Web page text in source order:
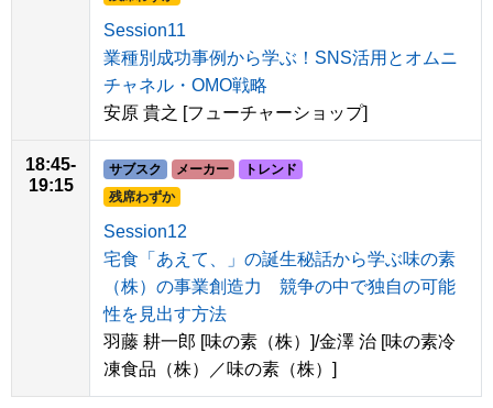
Session11
業種別成功事例から学ぶ！SNS活用とオムニ
チャネル・OMO戦略
安原 貴之 [フューチャーショップ]
18:45-
19:15
サブスク メーカー
トレンド
残席わずか
Session12
宅食「あえて、」の誕生秘話から学ぶ味の素
（株）の事業創造力 競争の中で独自の可能
性を見出す方法
羽藤 耕一郎 [味の素（株）]/金澤 治 [味の素冷
凍食品（株）／味の素（株）]